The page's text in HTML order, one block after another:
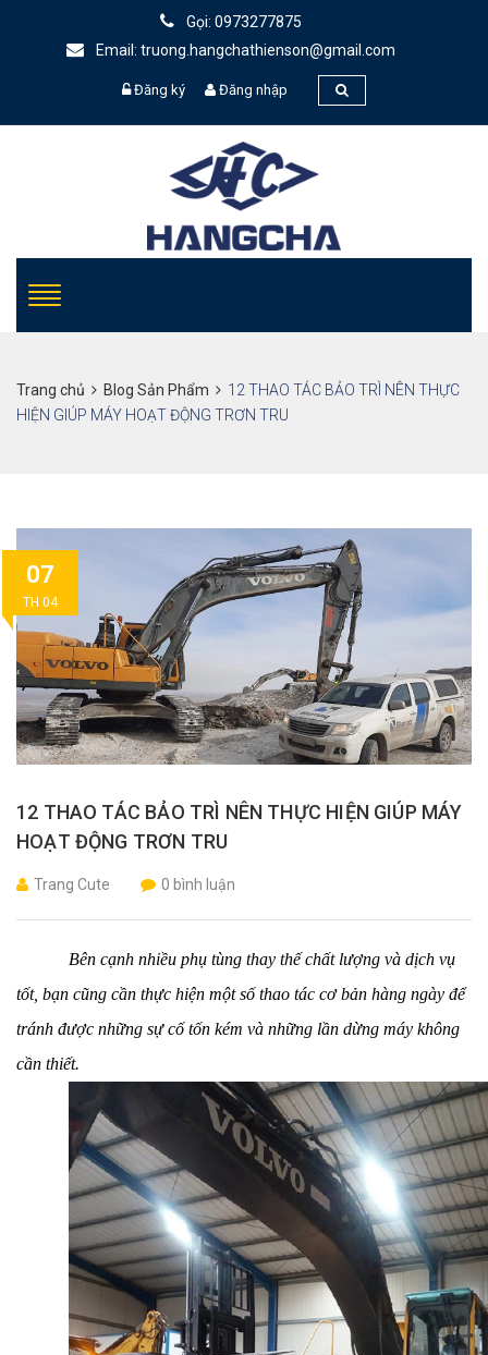
Gọi: 0973277875
Email: truong.hangchathienson@gmail.com
Đăng ký Đăng nhập
Trang chủ Blog Sản Phẩm
12 THAO TÁC BẢO TRÌ NÊN THỰC
HIỆN GIÚP MÁY HOẠT ĐỘNG TRƠN TRU
07
TH 04
12 THAO TÁC BẢO TRÌ NÊN THỰC HIỆN GIÚP MÁY
HOẠT ĐỘNG TRƠN TRU
Trang Cute 0 bình luận
Bên cạnh nhiều phụ tùng thay thế chất lượng và dịch vụ
tốt, bạn cũng cần thực hiện một số thao tác cơ bản hàng ngày để
tránh được những sự cố tốn kém và những lần dừng máy không
cần thiết.